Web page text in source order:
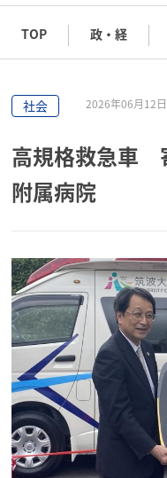
TOP 政・経
社会 2026年06月12日
高規格救急車
附属病院